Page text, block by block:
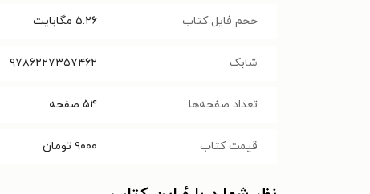
حجم فایل کتاب ۵.۲۶ مگابایت
شابک ۹۷۸۶۲۲۷۳۵۷۴۶۲
تعداد صفحه‌ها ۵۴ صفحه
قیمت کتاب ۹۰۰۰ تومان